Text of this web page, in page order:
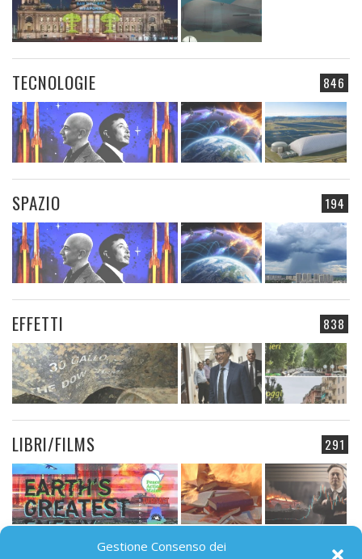
Gestione Consenso dei
846
TECNOLOGIE
194
SPAZIO
838
EFFETTI
291
LIBRI/FILMS